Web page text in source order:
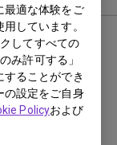
最適な体験をご
しています。
してすべての
み許可する」
ることができ
の設定をご自身
Policyおよび
）